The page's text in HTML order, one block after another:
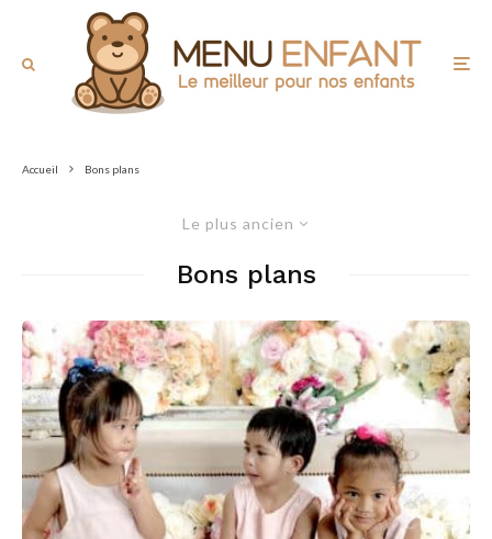
Accueil Bons plans
Le plus ancien
Bons plans